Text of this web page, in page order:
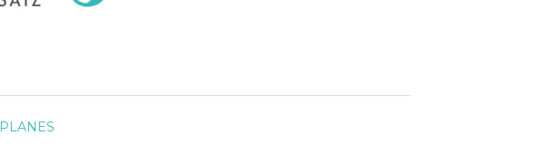
PLANES